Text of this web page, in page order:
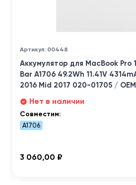
Артикул: 00448
Аккумулятор для MacBook Pro
Bar A1706 49.2Wh 11.41V
2016 Mid 2017 020-01705 / OEM
Нет в наличии
Совместим:
A1706
3 060,00 ₽